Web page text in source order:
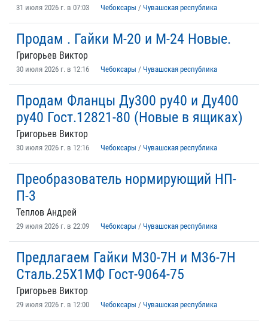
31 июля 2026 г. в 07:03 Чебоксары / Чувашская республика
Продам . Гайки М-20 и М-24 Новые.
Григорьев Виктор
30 июля 2026 г. в 12:16 Чебоксары / Чувашская республика
Продам Фланцы Ду300 ру40 и Ду400
ру40 Гост.12821-80 (Новые в ящиках)
Григорьев Виктор
30 июля 2026 г. в 12:16 Чебоксары / Чувашская республика
Преобразователь нормирующий НП-
П-3
Теплов Андрей
29 июля 2026 г. в 22:09 Чебоксары / Чувашская республика
Предлагаем Гайки М30-7Н и М36-7Н
Сталь.25Х1МФ Гост-9064-75
Григорьев Виктор
29 июля 2026 г. в 12:00 Чебоксары / Чувашская республика